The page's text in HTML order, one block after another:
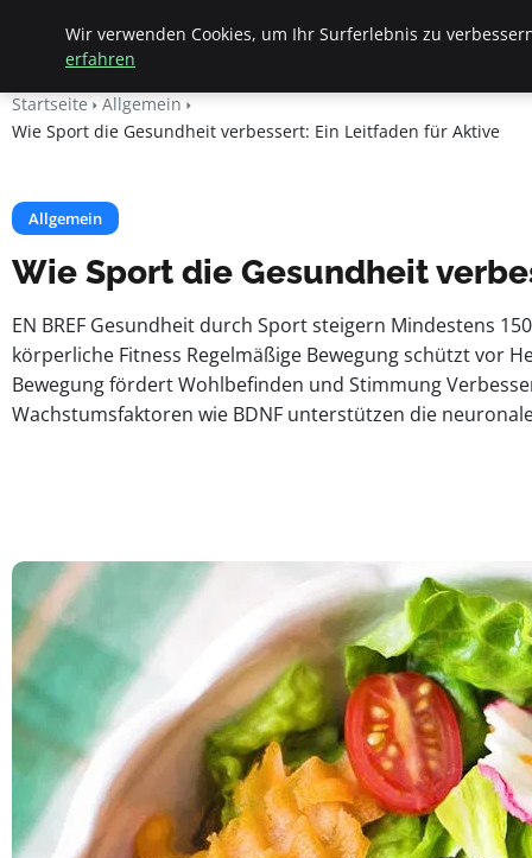
Apemania Shop
Startseite
Allgemein
Wie Sport die Gesundheit verbessert: Ein Leitfaden für Aktive
Allgemein
Wie Sport die Gesundheit
EN BREF Gesundheit durch Sport steigern Mindestens
körperliche Fitness Regelmäßige Bewegung schützt vor
Bewegung fördert Wohlbefinden und Stimmung
Wachstumsfaktoren wie BDNF unterstützen die
Wir verwenden Cookies, um Ihr Surferlebnis zu
erfahren